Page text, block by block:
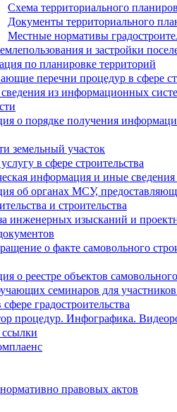
Схема территориального
Документы территориального
Местные нормативы
и застройки
по планировке территорий
перечни процедур в сфере
из информационных
о порядке получения
земельный участок
в сфере строительства
информация и иные сведения
об органах МСУ,
и строительства
инженерных изысканий и
о факте самовольного
о реестре объектов
семинаров для участников
градостроительства
процедур. Инфографика.
правовых актов